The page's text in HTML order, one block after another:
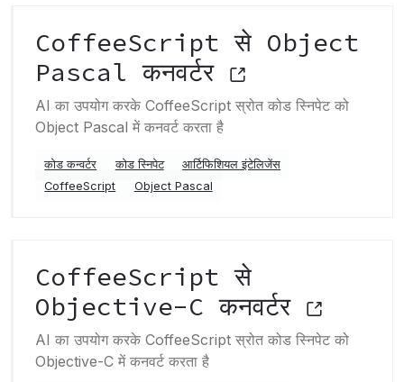
CoffeeScript से Object
Pascal कनवर्टर
AI का उपयोग करके CoffeeScript स्रोत कोड स्निपेट को
Object Pascal में कनवर्ट करता है
कोड कन्वर्टर कोड स्निपेट
आर्टिफिशियल इंटेलिजेंस
CoffeeScript
Object Pascal
CoffeeScript से
Objective-C कनवर्टर
AI का उपयोग करके CoffeeScript स्रोत कोड स्निपेट को
Objective-C में कनवर्ट करता है